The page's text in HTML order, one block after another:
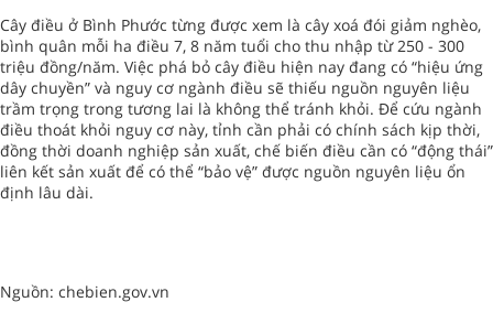
Cây điều ở Bình Phước từng được xem là cây xoá đói giảm nghèo,
bình quân mỗi ha điều 7, 8 năm tuổi cho thu nhập từ 250 - 300
triệu đồng/năm. Việc phá bỏ cây điều hiện nay đang có “hiệu ứng
dây chuyền” và nguy cơ ngành điều sẽ thiếu nguồn nguyên liệu
trầm trọng trong tương lai là không thể tránh khỏi. Để cứu ngành
điều thoát khỏi nguy cơ này, tỉnh cần phải có chính sách kịp thời,
đồng thời doanh nghiệp sản xuất, chế biến điều cần có “động thái”
liên kết sản xuất để có thể “bảo vệ” được nguồn nguyên liệu ổn
định lâu dài.
Nguồn: chebien.gov.vn